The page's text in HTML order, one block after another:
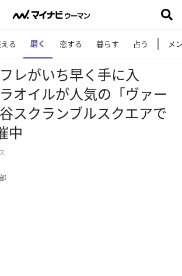
る 磨く 恋する 暮らす 占う メ
レがいち早く手に入
オイルが人気の「ヴァー
スクランブルスクエアで
中